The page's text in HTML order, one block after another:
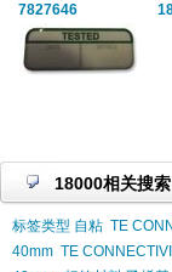
7827646
18000相关搜索
标签类型 自粘 TE
40mm TE